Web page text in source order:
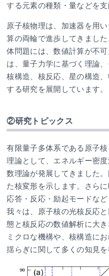
する元素の種類・量などを支
原子核物理は、加速器を用
算の両輪で進歩してきまし
体問題には、数値計算が不
は、量子力学に基づく理論
核構造、核反応、星の構造
する研究を展開しています。
②研究トピックス
有限量子多体系である原子
理論として、エネルギー密
数理論が発展してきました
た核変形を示します。さら
応答・反応・励起モードな
我々は、原子核の光核反応
態と核反応の数値解析に大
ミクロな機構や、核構造に
揺らぎに関して多くの知見